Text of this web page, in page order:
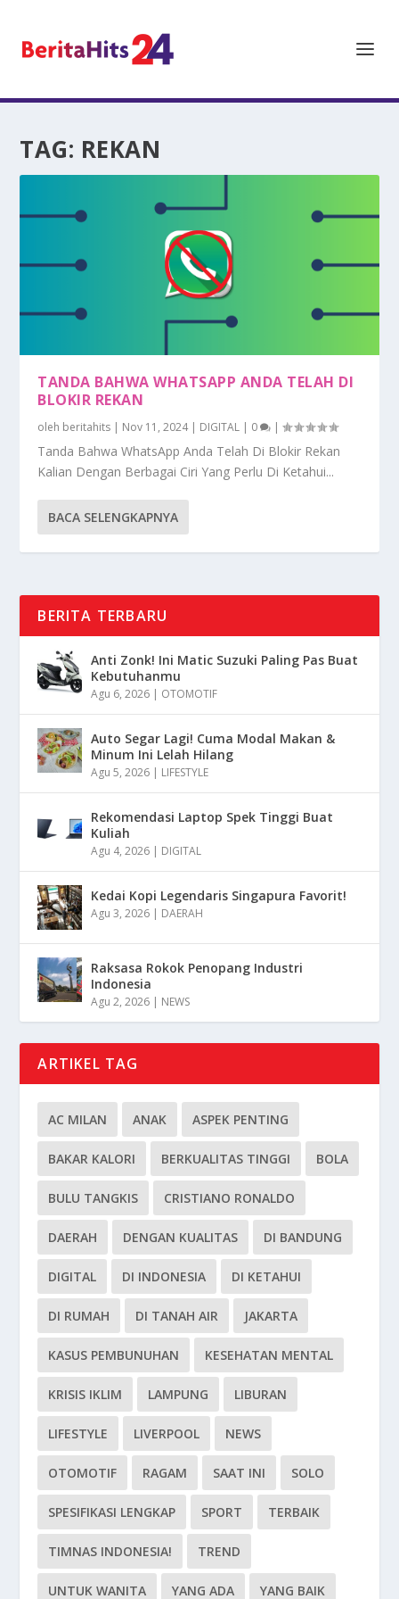
TAG: REKAN
TANDA BAHWA WHATSAPP ANDA TELAH DI
BLOKIR REKAN
oleh beritahits | Nov 11, 2024| DIGITAL | 0 |
Tanda Bahwa WhatsApp Anda Telah Di Blokir Rekan
Kalian Dengan Berbagai Ciri Yang Perlu Di Ketahui...
BACA SELENGKAPNYA
BERITA TERBARU
Anti Zonk! Ini Matic Suzuki Paling Pas Buat
Kebutuhanmu
Agu 6, 2026 | OTOMOTIF
Auto Segar Lagi! Cuma Modal Makan &
Minum Ini Lelah Hilang
Agu 5, 2026 | LIFESTYLE
Rekomendasi Laptop Spek Tinggi Buat
Kuliah
Agu 4, 2026 | DIGITAL
Kedai Kopi Legendaris Singapura Favorit!
Agu 3, 2026 | DAERAH
Raksasa Rokok Penopang Industri
Indonesia
Agu 2, 2026 | NEWS
ARTIKEL TAG
AC MILAN ANAK ASPEK PENTING
BAKAR KALORI BERKUALITAS TINGGI BOLA
BULU TANGKIS CRISTIANO RONALDO
DAERAH DENGAN KUALITAS DI BANDUNG
DIGITAL DI INDONESIA DI KETAHUI
DI RUMAH DI TANAH AIR JAKARTA
KASUS PEMBUNUHAN KESEHATAN MENTAL
KRISIS IKLIM LAMPUNG LIBURAN
LIFESTYLE LIVERPOOL NEWS
OTOMOTIF RAGAM SAAT INI SOLO
SPESIFIKASI LENGKAP SPORT TERBAIK
TIMNAS INDONESIA! TREND
UNTUK WANITA YANG ADA YANG BAIK